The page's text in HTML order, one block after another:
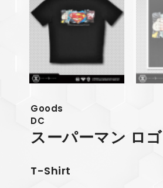
Goods
DC
スーパーマン ロゴ
T-Shirt